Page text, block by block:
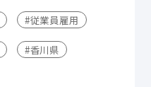
#従業員雇用
#香川県